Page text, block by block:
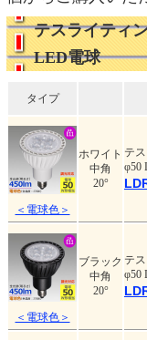
テスライティ
LED電球
タイプ
＜電球色＞
ホワイト
中角
20°
テ
φ50
＜電球色＞
ブラック
中角
20°
テ
φ50